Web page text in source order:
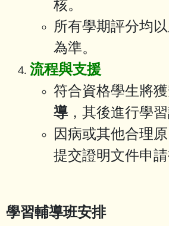
核。
所有學期評分均以
為準。
流程與支援
符合資格學生將
導，其後進行學習
因病或其他合理
提交證明文件申請
學習輔導班安排